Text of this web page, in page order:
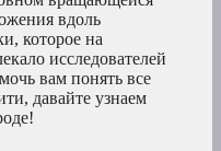
вдоль
которое на
исследователей
вам понять все
давайте узнаем